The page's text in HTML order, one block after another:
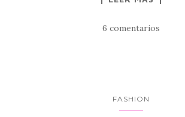
6 comentarios
FASHION